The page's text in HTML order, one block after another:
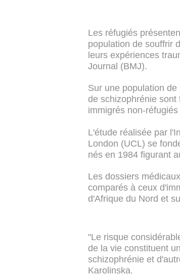
Les réfugiés
population de souffrir
leurs expériences
Journal (BMJ).
Sur une population
de schizophrénie
immigrés non-
L'étude réalisée par
London (UCL) se
nés en 1984 figurant
Les dossiers
comparés à ceux
d'Afrique du Nord et
"Le risque
de la vie constituent
schizophrénie et
Karolinska.